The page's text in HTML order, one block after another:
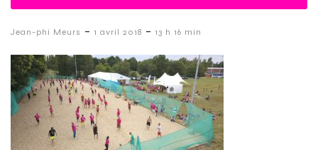
Jean-phi Meurs - 1 avril 2018 - 13 h 16 min